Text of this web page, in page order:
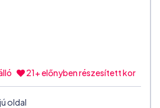
21+ előnyben részesített kor
oldal